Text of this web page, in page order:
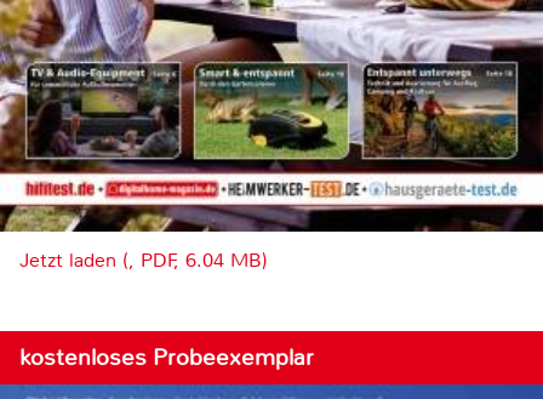
Jetzt laden (, PDF, 6.04 MB)
kostenloses Probeexemplar